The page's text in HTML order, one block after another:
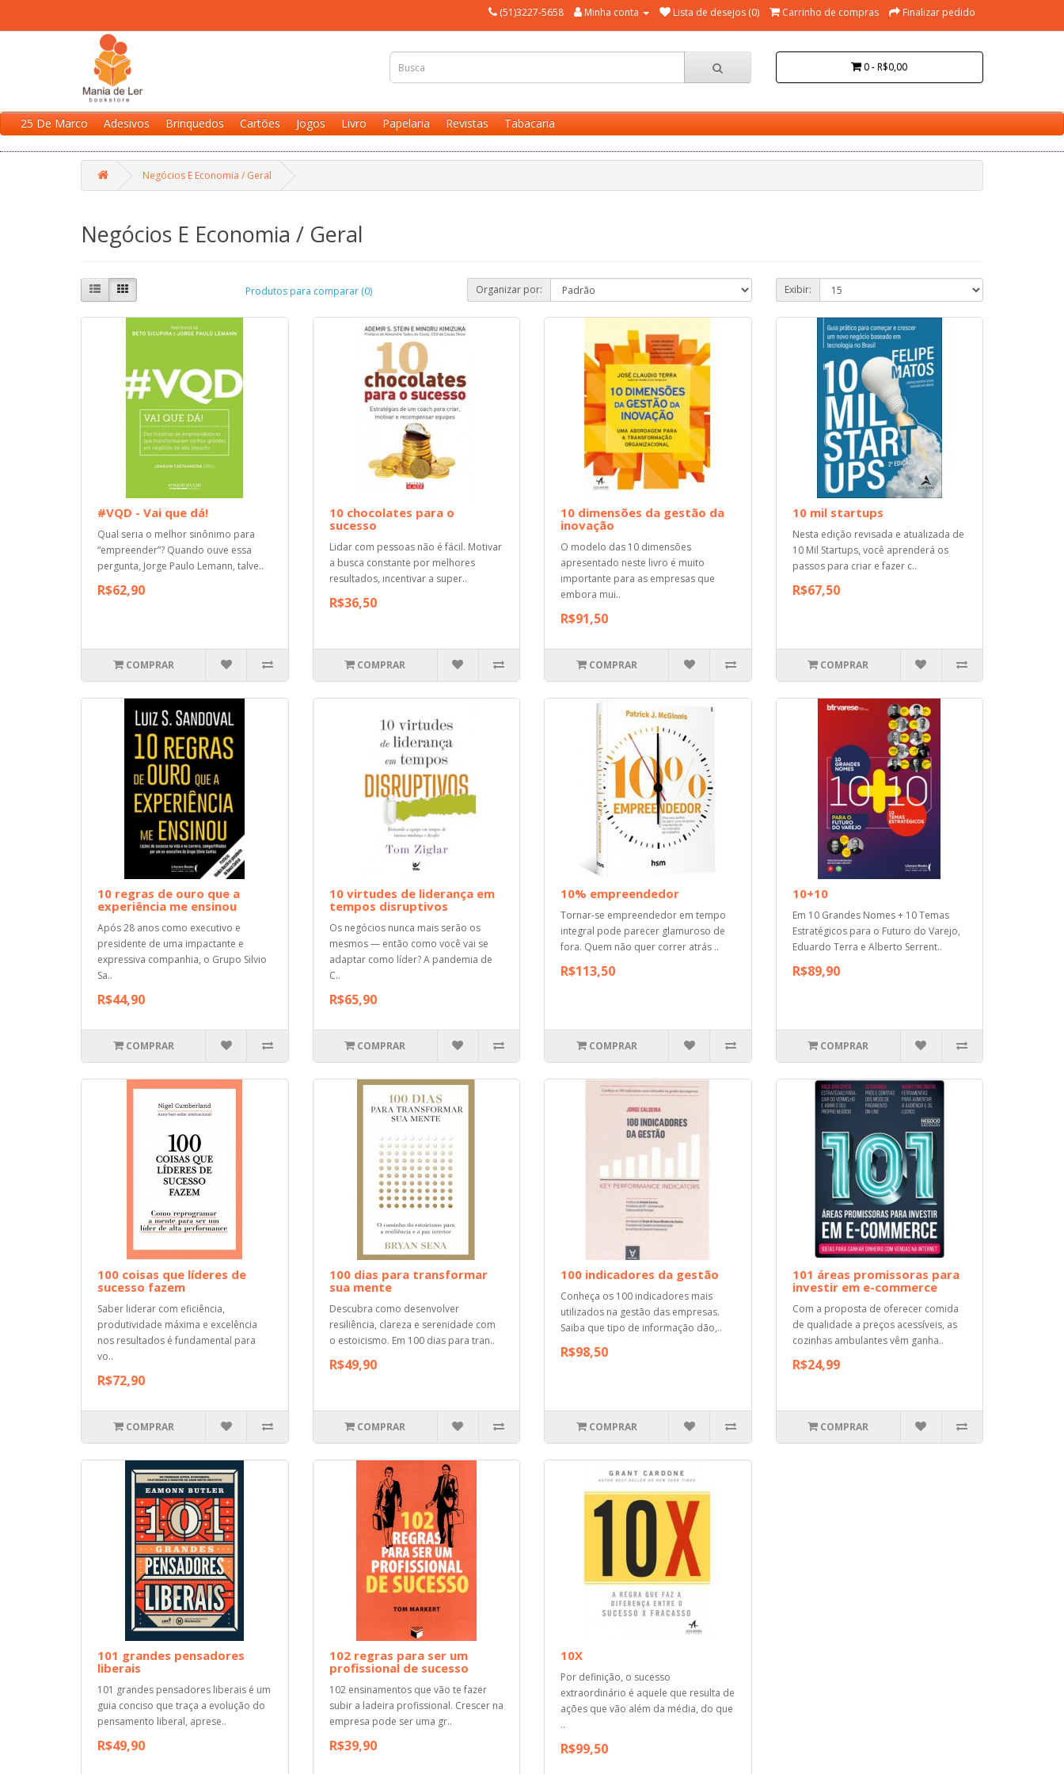
(51)3227-5658 Minha conta Lista de desejos (0) Carrinho de compras Finalizar pedido
0 - R$0,00
25 De Marco Adesivos Brinquedos Cartões Jogos Livro Papelaria Revistas Tabacaria
Negócios E Economia / Geral
Negócios E Economia / Geral
Produtos para comparar (0) Organizar por: Exibir:
#VQD - Vai que dá!
Qual seria o melhor sinônimo para
“empreender”? Quando ouve essa
pergunta, Jorge Paulo Lemann, talve..
R$62,90
COMPRAR
10 chocolates para o
sucesso
Lidar com pessoas não é fácil. Motivar
a busca constante por melhores
resultados, incentivar a super..
R$36,50
COMPRAR
10 dimensões da gestão da
inovação
O modelo das 10 dimensões
apresentado neste livro é muito
importante para as empresas que
embora mui..
R$91,50
COMPRAR
10 mil startups
Nesta edição revisada e atualizada de
10 Mil Startups, você aprenderá os
passos para criar e fazer c..
R$67,50
COMPRAR
10 regras de ouro que a
experiência me ensinou
Após 28 anos como executivo e
presidente de uma impactante e
expressiva companhia, o Grupo Silvio
Sa..
R$44,90
COMPRAR
10 virtudes de liderança em
tempos disruptivos
Os negócios nunca mais serão os
mesmos — então como você vai se
adaptar como líder? A pandemia de
C..
R$65,90
COMPRAR
10% empreendedor
Tornar-se empreendedor em tempo
integral pode parecer glamuroso de
fora. Quem não quer correr atrás ..
R$113,50
COMPRAR
10+10
Em 10 Grandes Nomes + 10 Temas
Estratégicos para o Futuro do Varejo,
Eduardo Terra e Alberto Serrent..
R$89,90
COMPRAR
100 coisas que líderes de
sucesso fazem
Saber liderar com eficiência,
produtividade máxima e excelência
nos resultados é fundamental para
vo..
R$72,90
COMPRAR
100 dias para transformar
sua mente
Descubra como desenvolver
resiliência, clareza e serenidade com
o estoicismo. Em 100 dias para tran..
R$49,90
COMPRAR
100 indicadores da gestão
Conheça os 100 indicadores mais
utilizados na gestão das empresas.
Saiba que tipo de informação dão,..
R$98,50
COMPRAR
101 áreas promissoras para
investir em e-commerce
Com a proposta de oferecer comida
de qualidade a preços acessíveis, as
cozinhas ambulantes vêm ganha..
R$24,99
COMPRAR
101 grandes pensadores
liberais
101 grandes pensadores liberais é um
guia conciso que traça a evolução do
pensamento liberal, aprese..
R$49,90
102 regras para ser um
profissional de sucesso
102 ensinamentos que vão te fazer
subir a ladeira profissional. Crescer na
empresa pode ser uma gr..
R$39,90
10X
Por definição, o sucesso
extraordinário é aquele que resulta de
ações que vão além da média, do que
..
R$99,50